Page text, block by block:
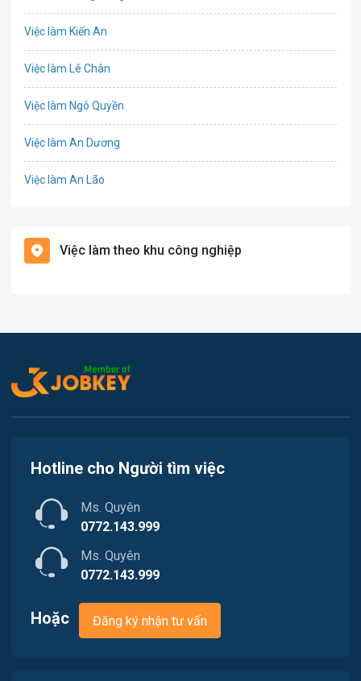
Văn Phòng
Lao Động Phổ Thông
Nhà hàng / Khách sạn
Nhân sự
Nông - Lâm - Thủy Sản
Việc làm Kiến An
Việc làm Lê Chân
Việc làm Ngô Quyền
Việc làm An Dương
Việc làm An Lão
Việc làm Cát Hải
Việc làm Tiên Lãng
Việc làm Hòa Bình
Việc làm Nam Triệu
Việc làm Bạch Đằng
Việc làm Lê Ích Mộc
Việc làm theo khu công nghiệp
Hotline cho Người tìm việc
Ms. Quyên
0772.143.999
Ms. Quyên
0772.143.999
Hoặc Đăng ký nhận tư vấn